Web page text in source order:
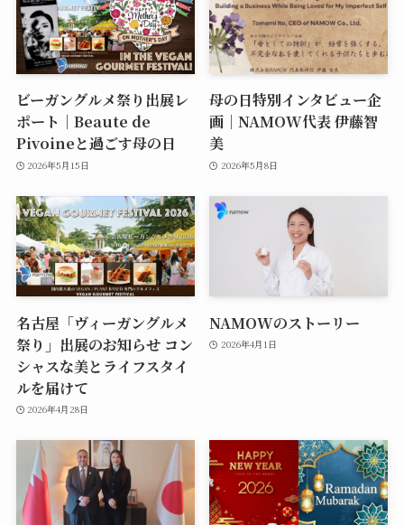
ビーガングルメ祭り出展レ
ポート｜Beaute de
Pivoineと過ごす母の日
2026年5月15日
母の日特別インタビュー企
画｜NAMOW代表 伊藤智
美
2026年5月8日
名古屋「ヴィーガングルメ
祭り」出展のお知らせ コン
シャスな美とライフスタイ
ルを届けて
2026年4月28日
NAMOWのストーリー
2026年4月1日